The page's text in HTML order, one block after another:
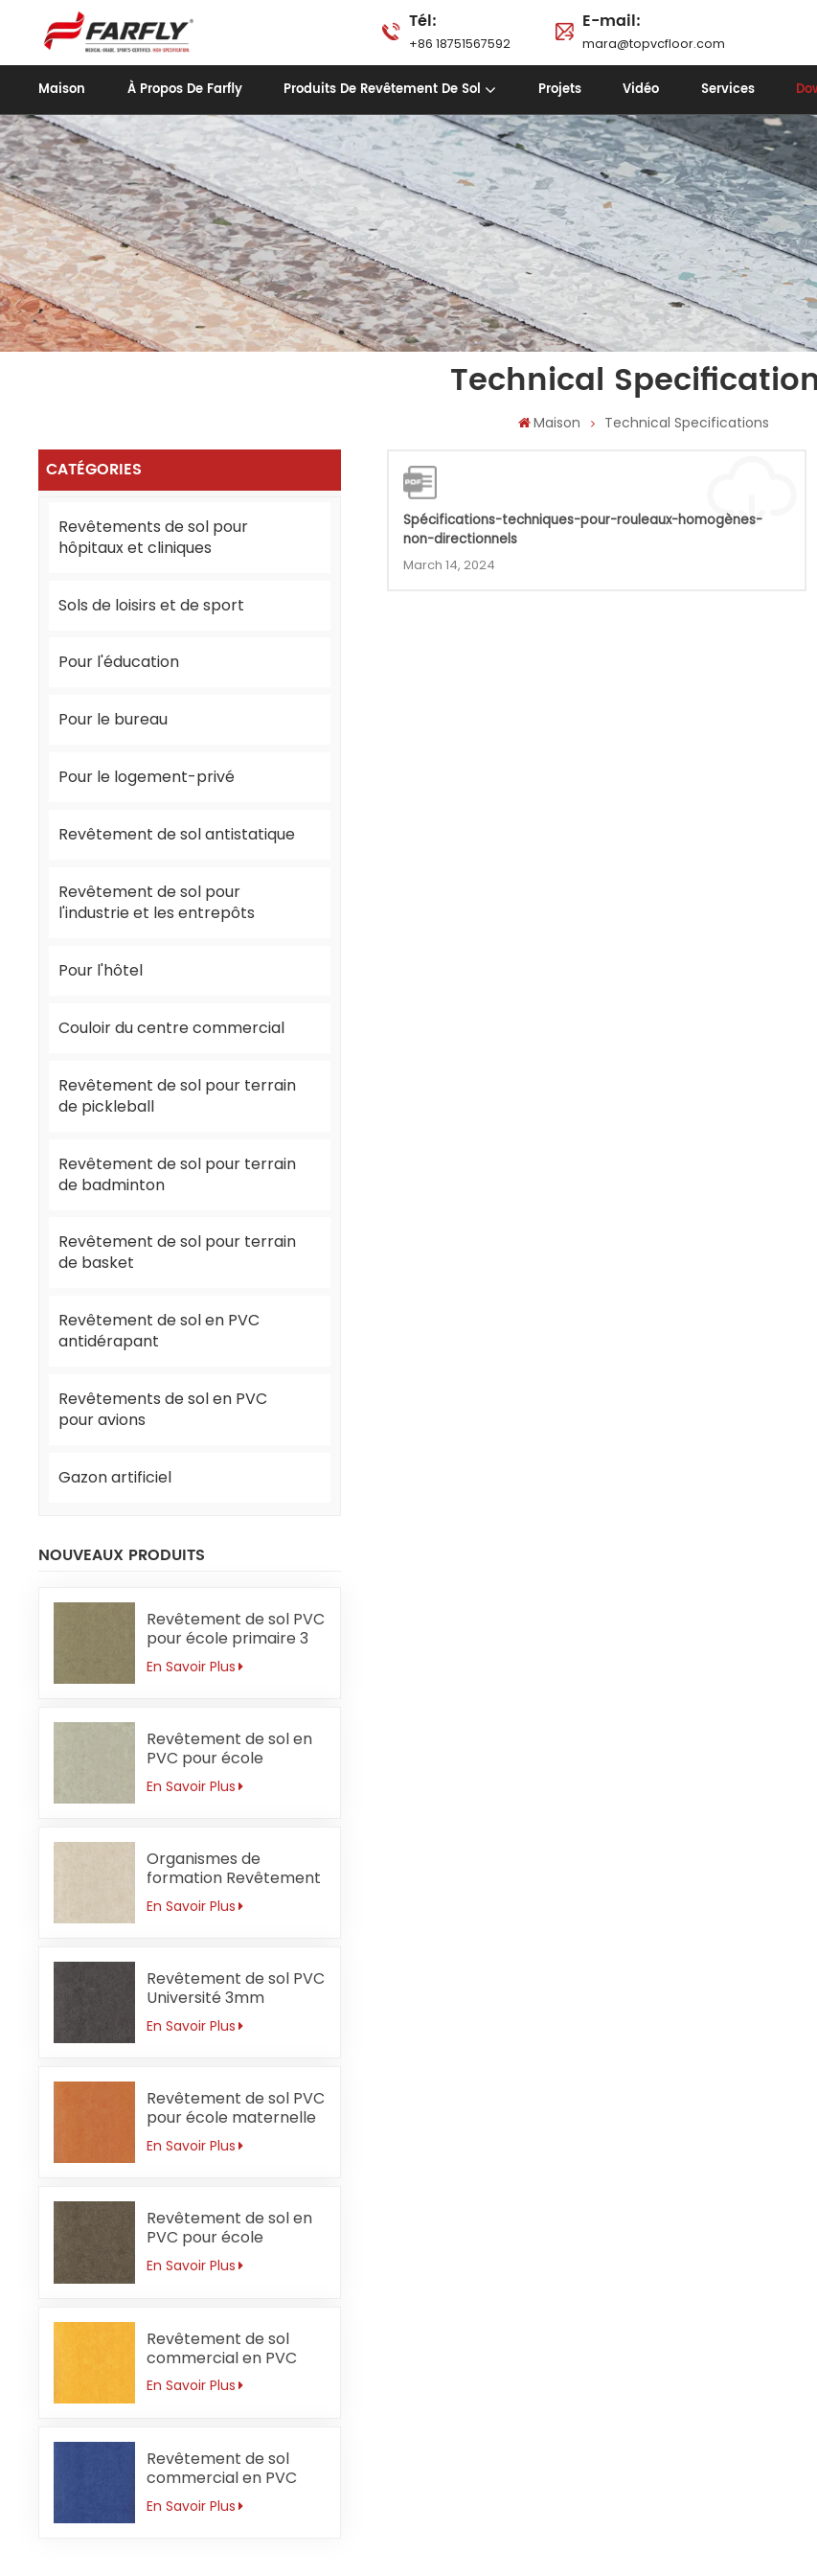
Tél:
+86 18751567592
E-mail:
mara@topvcfloor.com
Maison À Propos De Farfly Produits De Revêtement De Sol Projets Vidéo Services
Technical
Maison Technical Specifications
CATÉGORIES
Revêtements de sol pour
hôpitaux et cliniques
Sols de loisirs et de sport
Pour l'éducation
Pour le bureau
Pour le logement-privé
Revêtement de sol antistatique
Revêtement de sol pour
l'industrie et les entrepôts
Pour l'hôtel
Couloir du centre commercial
Revêtement de sol pour terrain
de pickleball
Revêtement de sol pour terrain
de badminton
Revêtement de sol pour terrain
de basket
Revêtement de sol en PVC
antidérapant
Revêtements de sol en PVC
pour avions
Gazon artificiel
NOUVEAUX PRODUITS
Revêtement de sol PVC
pour école primaire 3
mm sans
formaldéhyde
En Savoir Plus
Revêtement de sol en
PVC pour école
primaire 3 mm
Résistant aux acides et
En Savoir Plus
Organismes de
formation Revêtement
de sol PVC 3mm
Antibactérien
En Savoir Plus
Revêtement de sol PVC
Université 3mm
Sécurité
En Savoir Plus
Revêtement de sol PVC
pour école maternelle
3 mm orange ignifuge
En Savoir Plus
Revêtement de sol en
PVC pour école
secondaire 3 mm
résistant à l'usure
En Savoir Plus
Revêtement de sol
commercial en PVC
pour jardin d'enfants 3
mm imperméable
En Savoir Plus
Revêtement de sol
commercial en PVC
pour école primaire 3
mm antidérapant
En Savoir Plus
Spécifications-techniques-pour-rouleaux-homogènes-
non-directionnels
March 14, 2024